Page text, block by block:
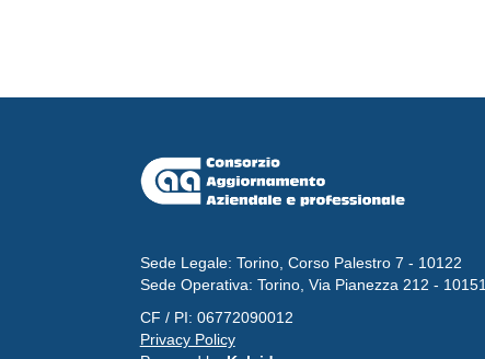
Sede Legale: Torino, Corso Palestro 7 - 10122
Sede Operativa: Torino, Via Pianezza 212 - 10151
CF / PI: 06772090012
Privacy Policy